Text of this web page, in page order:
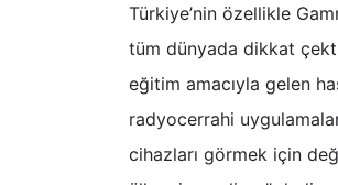
Türkiye’nin özellikle
tüm dünyada dikkat
eğitim amacıyla gelen
radyocerrahi
cihazları görmek için